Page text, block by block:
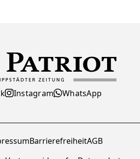
Instagram WhatsApp
BarrierefreiheitAGB